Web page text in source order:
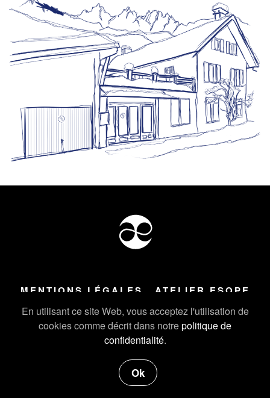
En utilisant ce site Web, vous acceptez l'utilisation de
cookies comme décrit dans notrepolitique de
confidentialité.
Ok
MENTIONS LÉGALES ATELIER ESOPE